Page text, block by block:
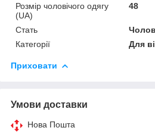
Розмір чоловічого одягу
(UA)
48
Стать
Категорії
Для
Приховати
Умови доставки
Нова Пошта